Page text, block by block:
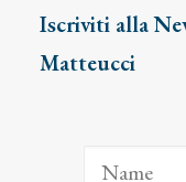
Iscriviti alla
Matteucci